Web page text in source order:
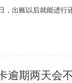
，出账以后就能进
逾期两天会